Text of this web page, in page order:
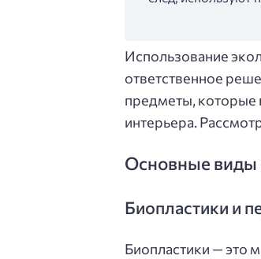
Использование
ответственное
предметы, которые
интерьера.
Основные виды
Биопластики и
Биопластики — это